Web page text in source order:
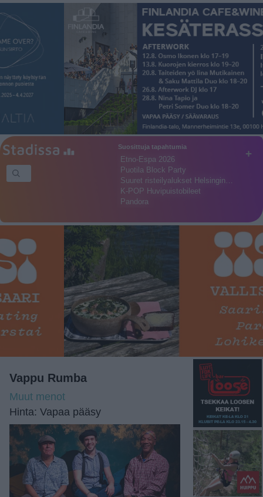
+
Suosittuja tapahtumia
Etno-Espa 2026
Puotila Block Party
Suuret risteilyalukset Helsingin…
K-POP Huvipuistobileet
Pandora
Vappu Rumba
Muut menot
Hinta: Vapaa pääsy